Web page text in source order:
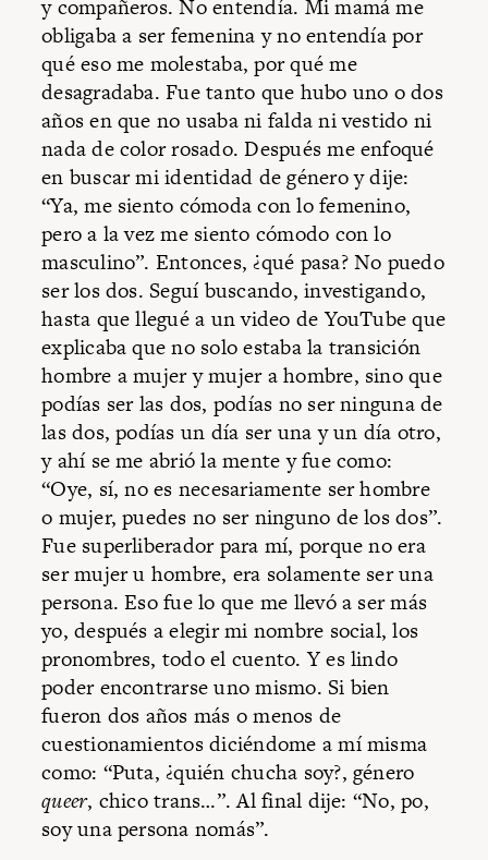
y compañeros. No entendía. Mi mamá me
obligaba a ser femenina y no entendía por
qué eso me molestaba, por qué me
desagradaba. Fue tanto que hubo uno o dos
años en que no usaba ni falda ni vestido ni
nada de color rosado. Después me enfoqué
en buscar mi identidad de género y dije:
“Ya, me siento cómoda con lo femenino,
pero a la vez me siento cómodo con lo
masculino”. Entonces, ¿qué pasa? No puedo
ser los dos. Seguí buscando, investigando,
hasta que llegué a un video de YouTube que
explicaba que no solo estaba la transición
hombre a mujer y mujer a hombre, sino que
podías ser las dos, podías no ser ninguna de
las dos, podías un día ser una y un día otro,
y ahí se me abrió la mente y fue como:
“Oye, sí, no es necesariamente ser hombre
o mujer, puedes no ser ninguno de los dos”.
Fue superliberador para mí, porque no era
ser mujer u hombre, era solamente ser una
persona. Eso fue lo que me llevó a ser más
yo, después a elegir mi nombre social, los
pronombres, todo el cuento. Y es lindo
poder encontrarse uno mismo. Si bien
fueron dos años más o menos de
cuestionamientos diciéndome a mí misma
como: “Puta, ¿quién chucha soy?, género
queer, chico trans…”. Al final dije: “No, po,
soy una persona nomás”.